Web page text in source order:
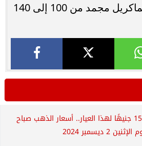
تراوح سعر كيلو الماكريل مجمد من 100 إلى 140
1590 جنيهًا لهذا العيار.. أسعار الذهب صباح
2 ديسمبر 2024